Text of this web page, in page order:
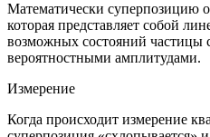
Математически суперпозицию
которая представляет собой
возможных состояний частицы
вероятностными амплитудами.
Измерение
Когда происходит измерение